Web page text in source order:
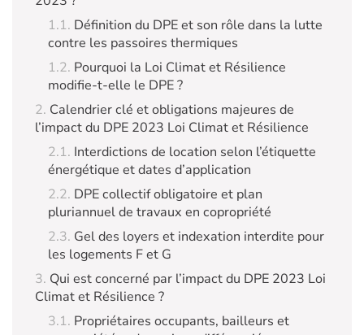
Définition du DPE et son rôle dans la lutte
contre les passoires thermiques
Pourquoi la Loi Climat et Résilience
modifie-t-elle le DPE ?
Calendrier clé et obligations majeures de
l’impact du DPE 2023 Loi Climat et Résilience
Interdictions de location selon l’étiquette
énergétique et dates d’application
DPE collectif obligatoire et plan
pluriannuel de travaux en copropriété
Gel des loyers et indexation interdite pour
les logements F et G
Qui est concerné par l’impact du DPE 2023 Loi
Climat et Résilience ?
Propriétaires occupants, bailleurs et